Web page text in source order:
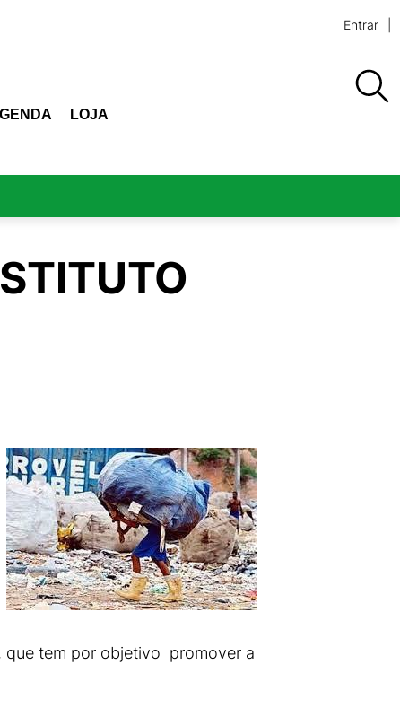
Entrar
LOJA
que tem por objetivo promover a